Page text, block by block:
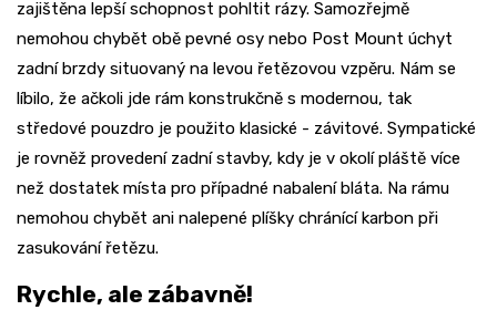
zajištěna lepší schopnost pohltit rázy. Samozřejmě
nemohou chybět obě pevné osy nebo Post Mount úchyt
zadní brzdy situovaný na levou řetězovou vzpěru. Nám se
líbilo, že ačkoli jde rám konstrukčně s modernou, tak
středové pouzdro je použito klasické - závitové. Sympatické
je rovněž provedení zadní stavby, kdy je v okolí pláště více
než dostatek místa pro případné nabalení bláta. Na rámu
nemohou chybět ani nalepené plíšky chránící karbon při
zasukování řetězu.
Rychle, ale zábavně!